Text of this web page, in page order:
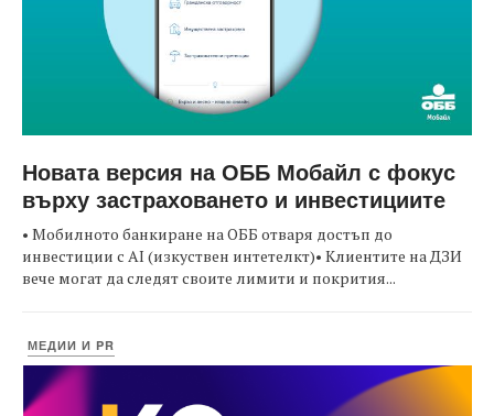
Новата версия на ОББ Мобайл с фокус
върху застраховането и инвестициите
• Мобилното банкиране на ОББ отваря достъп до
инвестиции с AI (изкуствен интетелкт)• Клиентите на ДЗИ
вече могат да следят своите лимити и покрития...
МЕДИИ И PR